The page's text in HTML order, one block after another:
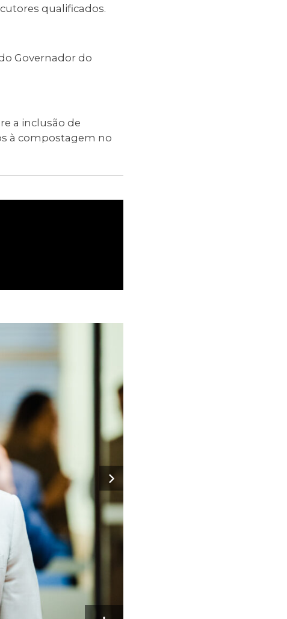
qualificados.
Governador do
a inclusão de
à compostagem no